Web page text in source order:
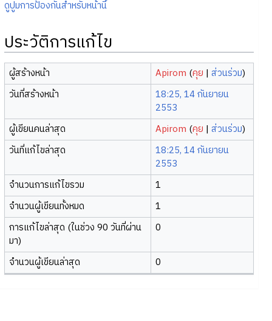
ดูปูมการป้องกันสำหรับหน้านี้
ประวัติการแก้ไข
ผู้สร้างหน้า Apirom (คุย |ส่วนร่วม)
วันที่สร้างหน้า
18:25, 14 กันยายน
2553
ผู้เขียนคนล่าสุด
Apirom (คุย |ส่วนร่วม)
วันที่แก้ไขล่าสุด
18:25, 14 กันยายน
2553
จำนวนการแก้ไขรวม
1
จำนวนผู้เขียนทั้งหมด
1
การแก้ไขล่าสุด (ในช่วง 90 วันที่ผ่าน
มา)
0
จำนวนผู้เขียนล่าสุด 0